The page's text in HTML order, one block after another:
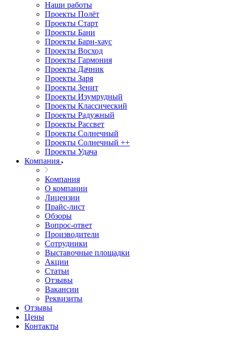
Наши работы
Проекты Полёт
Проекты Старт
Проекты Бани
Проекты Барн-хаус
Проекты Восход
Проекты Гармония
Проекты Дачник
Проекты Заря
Проекты Зенит
Проекты Изумрудный
Проекты Классический
Проекты Радужный
Проекты Рассвет
Проекты Солнечный
Проекты Солнечный ++
Проекты Удача
Компания
Компания
О компании
Лицензии
Прайс-лист
Обзоры
Вопрос-ответ
Производители
Сотрудники
Выставочные площадки
Акции
Статьи
Отзывы
Вакансии
Реквизиты
Отзывы
Цены
Контакты